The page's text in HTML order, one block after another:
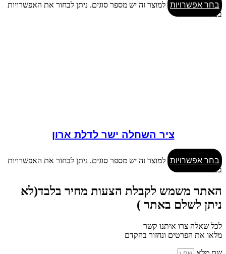
בחר אפשרויות למוצר זה יש מספר סוגים. ניתן לבחור את האפשרויות
בעמוד המוצר
ציר השחלה ישר לדלת ארון
בחר אפשרויות למוצר זה יש מספר סוגים. ניתן לבחור את האפשרויות
בעמוד המוצר
האתר משמש לקבלת הצעות מחיר בלבד(לא
ניתן לשלם באתר )
לכל שאלה צרו איתנו קשר
מלאו את הפרטים ונחזור בהקדם